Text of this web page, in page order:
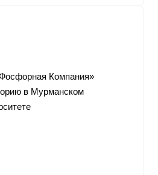
Компания»
в Мурманском